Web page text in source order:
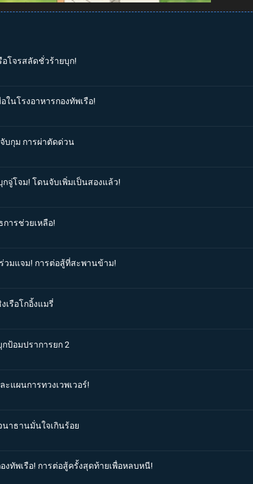
อโจรสลัดชั่วร้ายบุก!
ในโรงอาหารกองทัพเรือ!
บกุม การผ่าตัดด่วน
กจู่โจม! โดนจับเพิ่มเป็นสองแล้ว!
ารช่วยเหลือ!
วมแจม! การต่อสู้ที่สะพานข้าม!
เรือโกอิ้งแมรี่
ป้อมปราการยก 2
แผนการทวงเวพเวอร์!
นาธานมั่นใจเกินร้อย
งทัพเรือ! การต่อสู้ครั้งสุดท้ายเพื่อหลบหนี!